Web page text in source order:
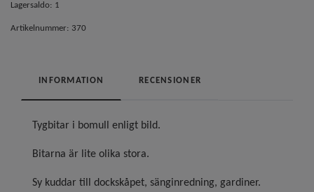
Lagersaldo: 1
Artikelnummer: 370
INFORMATION RECENSIONER
Tygbitar i bomull enligt bild.
Bitarna är lite olika stora.
Sy kuddar till dockskåpet, sänginredning, gardiner.